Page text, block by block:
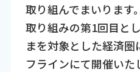
取り組んでまいります。
取り組みの第1回目と
まを対象とした経済
フラインにて開催いた